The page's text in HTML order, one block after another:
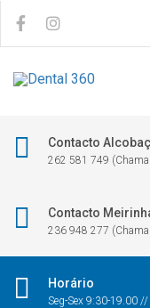
Contacto
262 581 749
Contacto
236 948 277
Horário
Seg-Sex 9:30-19.00